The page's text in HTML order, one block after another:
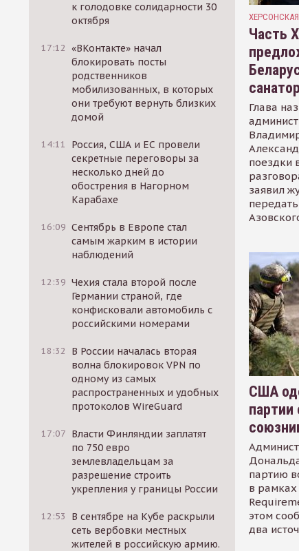
к голодовке солидарности 30
октября
17:12 «ВКонтакте» начал
блокировать посты
родственников
мобилизованных, в которых
они требуют вернуть близких
домой
14:11
Россия, США и ЕС провели
секретные переговоры за
несколько дней до
обострения в Нагорном
Карабахе
16:09 Сентябрь в Европе стал
самым жарким в истории
наблюдений
12:39 Чехия стала второй после
Германии страной, где
конфисковали автомобиль с
российскими номерами
18:32
В России началась вторая
волна блокировок VPN по
одному из самых
распространенных и удобных
протоколов WireGuard
17:07 Власти Финляндии заплатят
по 750 евро
землевладельцам за
разрешение строить
укрепления у границы России
12:53
В сентябре на Кубе раскрыли
сеть вербовки местных
жителей в российскую армию.
Часть
Глава
поездки
заявил
США
партии
партию
в
этом
два